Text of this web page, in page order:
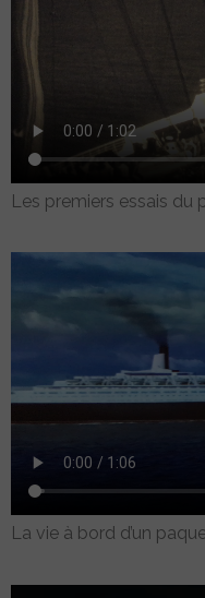
Les premiers essais du
La vie à bord d’un